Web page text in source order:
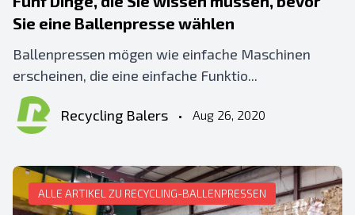
Sie eine Ballenpresse wählen
Ballenpressen mögen wie einfache Maschinen
erscheinen, die eine einfache Funktio...
Recycling Balers • Aug 26, 2020
ALLE ARTIKEL ZU RECYCLING-BALLENPRESSEN